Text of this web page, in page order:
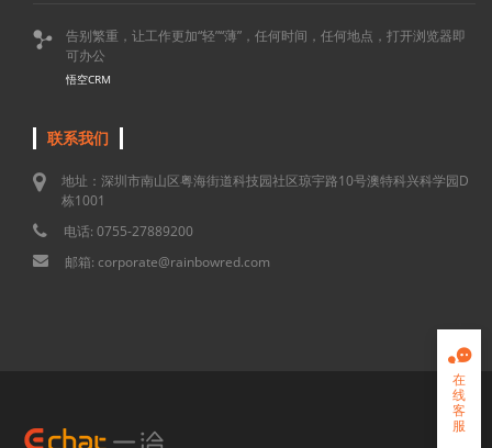

告别繁重，让工作更加“轻”“薄”，任何时间，任何地点，打开浏览器即
可办公
悟空CRM
联系我们
地址：深圳市南山区粤海街道科技园社区琼宇路10号澳特科兴科学园D
栋1001
电话: 0755-27889200
邮箱: corporate@rainbowred.com

在
线
客
服